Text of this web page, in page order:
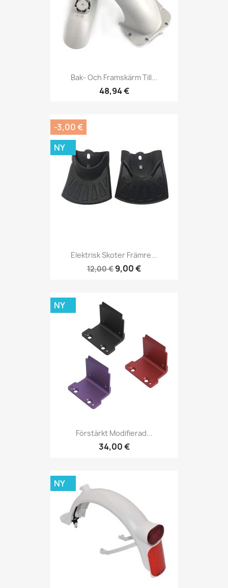
Bak- Och Framskärm Till...
48,94 €
Elektrisk Skoter Främre...
12,00 € 9,00 €
-3,00 €
NY
Förstärkt Modifierad...
34,00 €
NY
NY